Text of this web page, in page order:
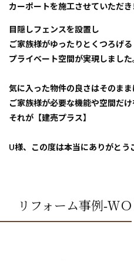
カーポートを施工させていただき
目隠しフェンスを設置し
ご家族様がゆったりとくつろげる
プライベート空間が実現しました
気に入った物件の良さはそのまま
ご家族様が必要な機能や空間だけ
それが【建売プラス】
U様、この度は本当にありがとう
リフォーム事例-Ｗ